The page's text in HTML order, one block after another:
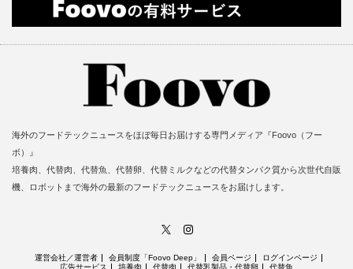
海外のフードテックニュースをほぼ毎日お届けする専門メディア『Foovo（フー
ボ）』
培養肉、代替肉、代替魚、代替卵、代替ミルクなどの代替タンパク質から次世代自販
機、ロボットまで海外の最新のフードテックニュースをお届けします。
運営会社／運営者 会員制度「Foovo Deep」 会員ページ
ログインページ
広告サービス
培養肉 代替肉 代替乳製品・代替卵 代替魚